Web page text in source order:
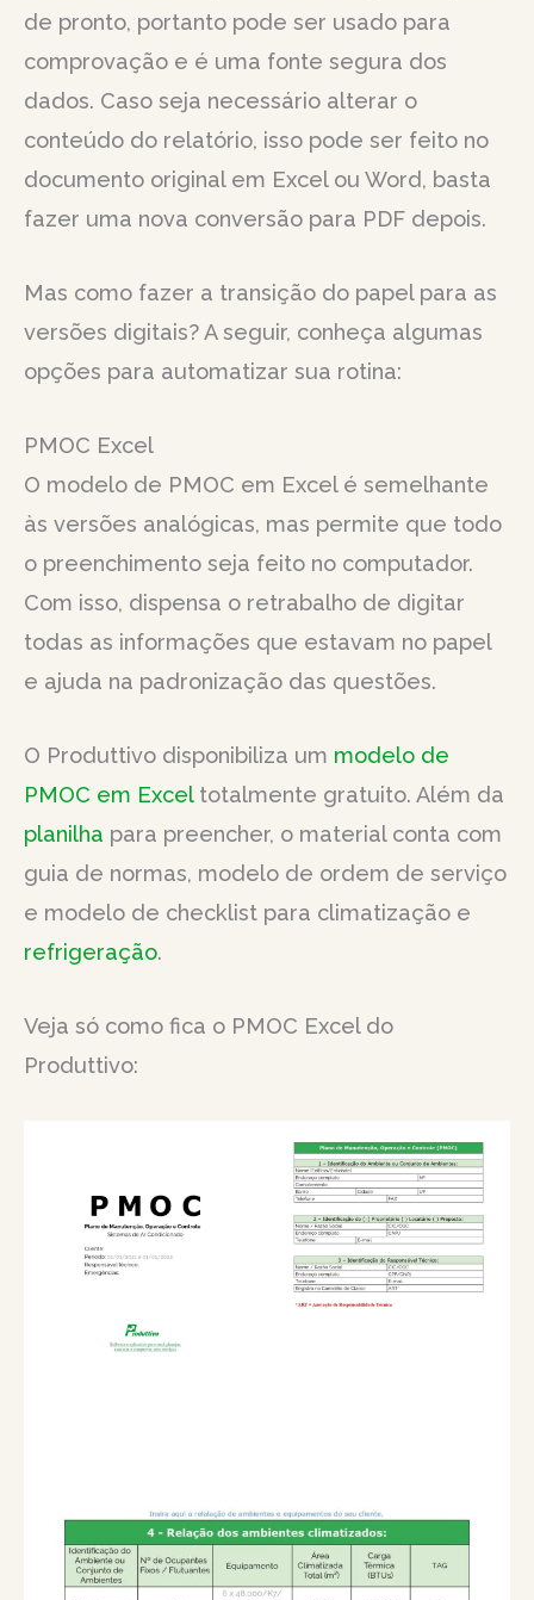
de pronto, portanto pode ser usado para
comprovação e é uma fonte segura dos
dados. Caso seja necessário alterar o
conteúdo do relatório, isso pode ser feito no
documento original em Excel ou Word, basta
fazer uma nova conversão para PDF depois.
Mas como fazer a transição do papel para as
versões digitais? A seguir, conheça algumas
opções para automatizar sua rotina:
PMOC Excel
O modelo de PMOC em Excel é semelhante
às versões analógicas, mas permite que todo
o preenchimento seja feito no computador.
Com isso, dispensa o retrabalho de digitar
todas as informações que estavam no papel
e ajuda na padronização das questões.
O Produttivo disponibiliza um modelo de
PMOC em Exceltotalmente gratuito. Além da
planilha para preencher, o material conta com
guia de normas, modelo de ordem de serviço
e modelo de checklist para climatização e
refrigeração.
Veja só como fica o PMOC Excel do
Produttivo: